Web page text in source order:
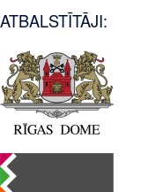
ATBALSTĪTĀJI: